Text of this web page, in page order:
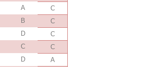
A
C
B
C
D
C
C
C
D
A